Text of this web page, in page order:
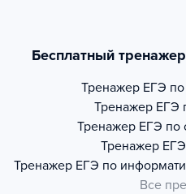
Бесплатный
Тренажер ЕГЭ
Тренажер ЕГЭ
Тренажер ЕГЭ по
Тренажер
Тренажер ЕГЭ по
Все